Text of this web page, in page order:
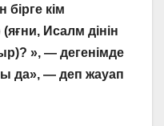
бірге кім
Исалм дінін
», — дегенімде
да», — деп жауап